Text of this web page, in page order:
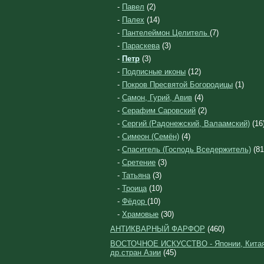
- Павел (2)
- Палех (14)
- Пантелеймон Целитель (7)
- Параскева(3)
- Петр (3)
- Подписные иконы (12)
- Покров Пресвятой Богородицы (1)
- Самон, Гурий, Авив (4)
- Серафим Саровский (2)
- Сергий (Радонежский, Валаамский)
- Симеон (Семён) (4)
- Спаситель (Господь Вседержитель)
- Сретение (3)
- Татьяна(3)
- Троица(10)
- Фёдор (10)
- Храмовые (30)
АНТИКВАРНЫЙ ФАРФОР (460)
ВОСТОЧНОЕ ИСКУССТВО - Японии,
др.стран Азии (45)